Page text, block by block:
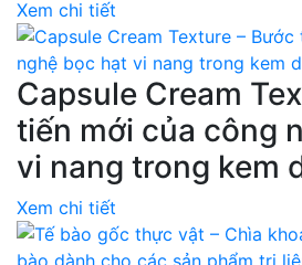
Xem chi tiết
Capsule Cream
tiến mới của công
vi nang trong kem
Xem chi tiết